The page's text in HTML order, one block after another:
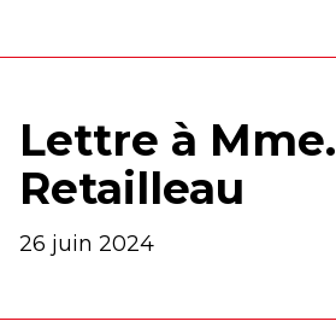
Lettre à Mme.
Retailleau
26 juin 2024